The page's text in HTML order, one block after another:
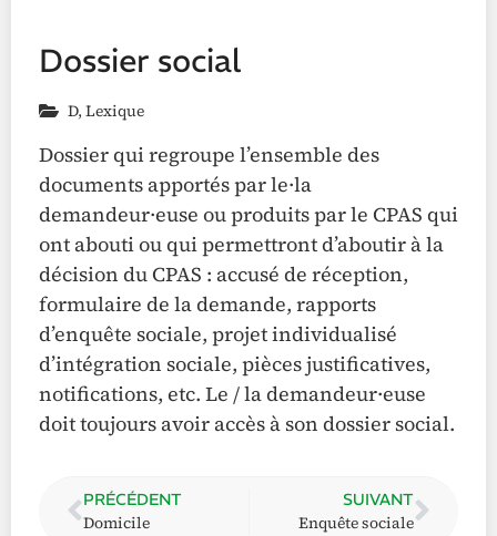
Dossier social
D, Lexique
Dossier qui regroupe l’ensemble des
documents apportés par le·la
demandeur·euse ou produits par le CPAS qui
ont abouti ou qui permettront d’aboutir à la
décision du CPAS : accusé de réception,
formulaire de la demande, rapports
d’enquête sociale, projet individualisé
d’intégration sociale, pièces justificatives,
notifications, etc. Le / la demandeur·euse
doit toujours avoir accès à son dossier social.
PRÉCÉDENT
Domicile
SUIVANT
Enquête sociale